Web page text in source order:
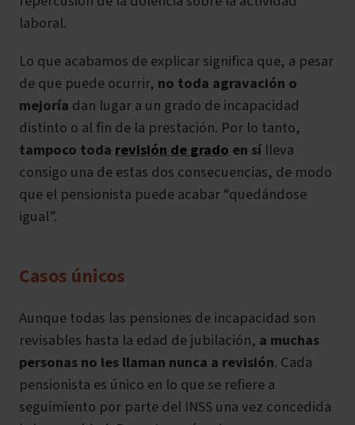
laboral.
Lo que acabamos de explicar significa que, a pesar
de que puede ocurrir, no toda agravación o
mejoría dan lugar a un grado de incapacidad
distinto o al fin de la prestación. Por lo tanto,
tampoco toda revisión de grado en sí lleva
consigo una de estas dos consecuencias, de modo
que el pensionista puede acabar “quedándose
igual”.
Casos únicos
Aunque todas las pensiones de incapacidad son
revisables hasta la edad de jubilación, a muchas
personas no les llaman nunca a revisión. Cada
pensionista es único en lo que se refiere a
seguimiento por parte del INSS una vez concedida